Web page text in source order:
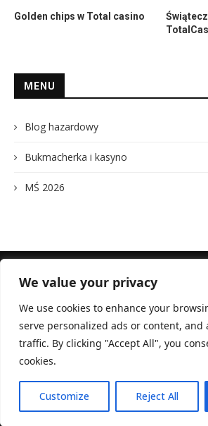
We value your privacy
We use cookies to enhance your
serve personalized ads or content, and
traffic. By clicking "Accept All", you
cookies.
Customize Reject All
Golden chips w Total casino
MENU
Blog hazardowy
Bukmacherka i kasyno
MŚ 2026
@2020 - All Right Reserved. Hazard związany
nielegalnych grach hazardowych jest
Właścicielem i operatorem strony Totalcasino
o.o. z siedzibą w Warszawie wpisana do
m.st. Warszawy w Warszawie, Wydział XIV
Rejestru Sądowego, pod numerem KRS: